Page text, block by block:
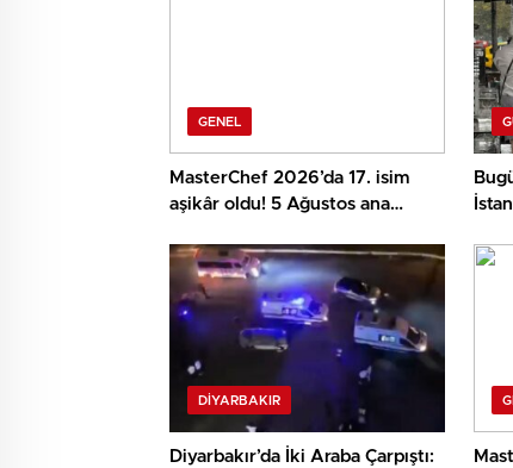
GENEL
MasterChef 2026’da 17. isim
aşikâr oldu! 5 Ağustos ana
DIYARBAKIR
Diyarbakır’da İki Araba Çarpıştı: